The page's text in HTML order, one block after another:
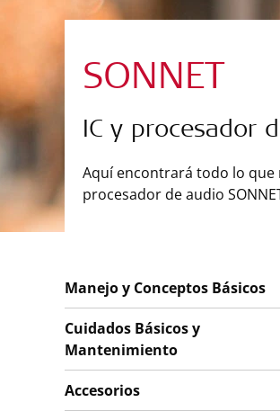
SONNET
IC y procesador
Aquí encontrará todo lo que
procesador de audio
Manejo y Conceptos Básicos
Cuidados Básicos y
Mantenimiento
Accesorios